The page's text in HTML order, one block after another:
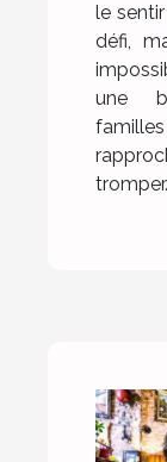
le
défi,
une